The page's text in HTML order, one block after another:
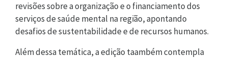
revisões sobre a organização e o financiamento dos
serviços de saúde mental na região, apontando
desafios de sustentabilidade e de recursos humanos.
Além dessa temática, a edição taambém contempla